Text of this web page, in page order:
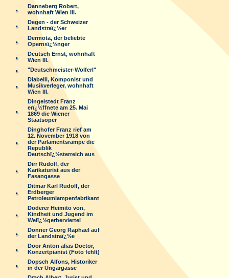
Danneberg Robert,
wohnhaft Wien III.
Degen - der Schweizer
Landstraï¿½er
Dermota, der beliebte
Opernsï¿½nger
Deutsch Ernst, wohnhaft
Wien III.
"Deutschmeister-Wolferl"
Diabelli, Komponist und
Musikverleger, wohnhaft
Wien III.
Dingelstedt Franz
erï¿½ffnete am 25. Mai
1869 die Wiener
Staatsoper
Dinghofer Franz rief am
12. November 1918 von
der Parlamentsrampe die
Republik
Deutschï¿½sterreich aus
Dirr Rudolf, der
Karikaturist aus der
Fasangasse
Ditmar Karl Rudolf, der
Erdberger
Petroleumlampenfabrikant
Doderer Heimito von,
Kindheit und Jugend im
Weiï¿½gerberviertel
Donner Georg Raphael auf
der Landstraï¿½e
Door Anton alias Doctor,
Konzertpianist (Foto fehlt)
Dopsch Alfons, Historiker
in der Ungargasse